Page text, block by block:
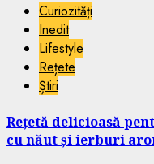
Curiozități
Inedit
Lifestyle
Rețete
Știri
Rețetă delicioasă
cu năut și ierburi